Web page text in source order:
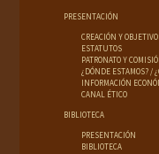
PRESENTACIÓN
CREACIÓN Y
ESTATUTOS
PATRONATO Y
¿DÓNDE ESTAMOS? /
INFORMACIÓN
CANAL ÉTICO
BIBLIOTECA
PRESENTACIÓN
BIBLIOTECA